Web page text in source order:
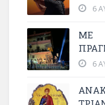
6
ΜΕ
6